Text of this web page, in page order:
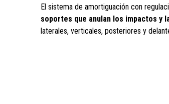
El sistema de amortiguación con
soportes que anulan los impactos y
laterales, verticales, posteriores y